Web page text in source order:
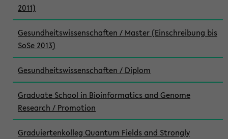
2011)
Gesundheitswissenschaften / Master (Einschreibung bis
SoSe 2013)
Gesundheitswissenschaften / Diplom
Graduate School in Bioinformatics and Genome
Research / Promotion
Graduiertenkolleg Quantum Fields and Strongly